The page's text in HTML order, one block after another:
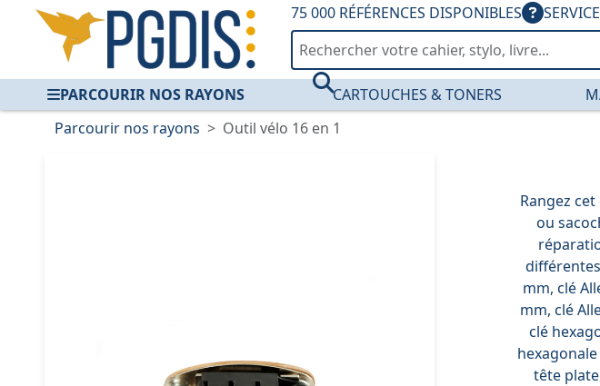
75 000 RÉFÉRENCES DISPONIBLES
PARCOURIR NOS RAYONS CARTOUCHES & TONERS
Parcourir nos rayons Outil vélo 16 en 1
Rangez
ou
mm, clé
mm, clé
clé
tête